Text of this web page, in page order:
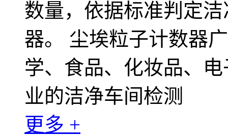
数量，依据标准判定
器。 尘埃粒子计数器
学、食品、化妆品、
业的洁净车间检测
更多 +